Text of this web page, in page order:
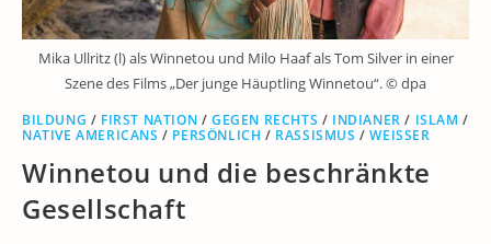
Mika Ullritz (l) als Winnetou und Milo Haaf als Tom Silver in einer
Szene des Films „Der junge Häuptling Winnetou“. © dpa
BILDUNG / FIRST NATION /GEGEN RECHTS / INDIANER / ISLAM /
NATIVE AMERICANS / PERSÖNLICH / RASSISMUS /WEISSER
Winnetou und die beschränkte
Gesellschaft